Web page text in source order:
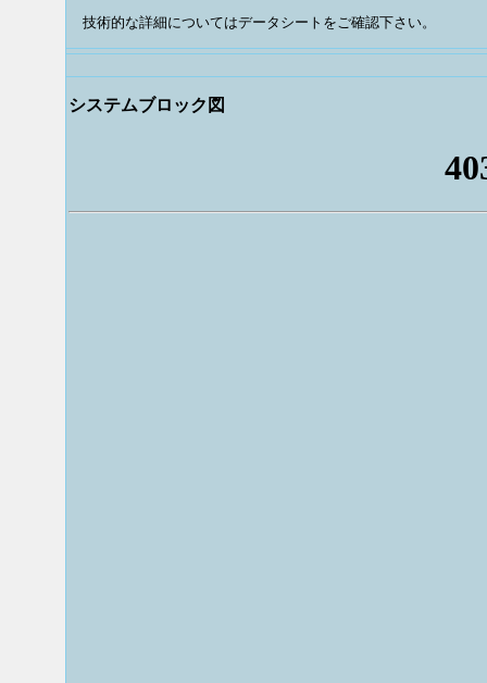
技術的な詳細についてはデータシートをご確認下さい。
システムブロック図